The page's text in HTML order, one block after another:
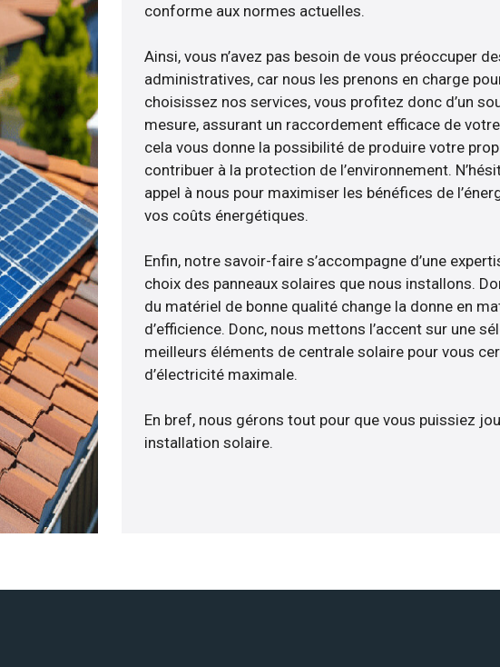
conforme aux normes actuelles.
Ainsi, vous n’avez pas besoin de vous préoccuper
administratives, car nous les prenons en charge
choisissez nos services, vous profitez donc d’un
mesure, assurant un raccordement efficace de
cela vous donne la possibilité de produire votre
contribuer à la protection de l’environnement.
appel à nous pour maximiser les bénéfices de
vos coûts énergétiques.
Enfin, notre savoir-faire s’accompagne d’une
choix des panneaux solaires que nous installons.
du matériel de bonne qualité change la donne en
d’efficience. Donc, nous mettons l’accent sur une
meilleurs éléments de centrale solaire pour vous
d’électricité maximale.
En bref, nous gérons tout pour que vous puissiez
installation solaire.